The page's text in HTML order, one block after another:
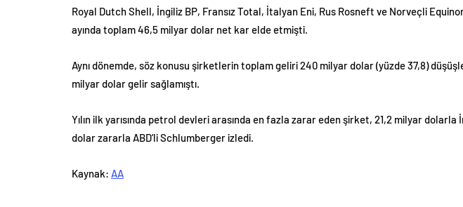
Royal Dutch Shell, İngiliz BP, Fransız Total, İtalyan Eni, Rus Rosneft ve Norveçli
ayında toplam 46,5 milyar dolar net kar elde etmişti.
Aynı dönemde, söz konusu şirketlerin toplam geliri 240 milyar dolar (yüzde 37,8)
milyar dolar gelir sağlamıştı.
Yılın ilk yarısında petrol devleri arasında en fazla zarar eden şirket, 21,2 milyar
dolar zararla ABD’li Schlumberger izledi.
Kaynak: AA